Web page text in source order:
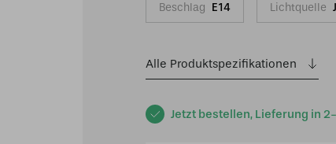
Jetzt bestellen, Lieferung in
Beschlag E14 Lichtquelle
Alle Produktspezifikationen